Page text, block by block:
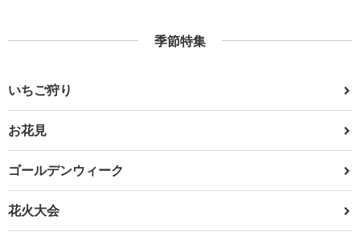
季節特集
いちご狩り
お花見
ゴールデンウィーク
花火大会